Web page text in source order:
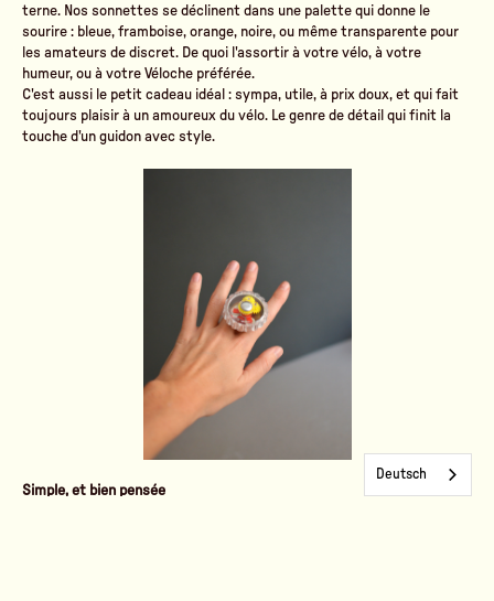
terne. Nos sonnettes se déclinent dans une palette qui donne le
sourire : bleue, framboise, orange, noire, ou même transparente pour
les amateurs de discret. De quoi l'assortir à votre vélo, à votre
humeur, ou à votre Véloche préférée.
C'est aussi le petit cadeau idéal : sympa, utile, à prix doux, et qui fait
toujours plaisir à un amoureux du vélo. Le genre de détail qui finit la
touche d'un guidon avec style.
Simple, et bien pensée
Deutsch